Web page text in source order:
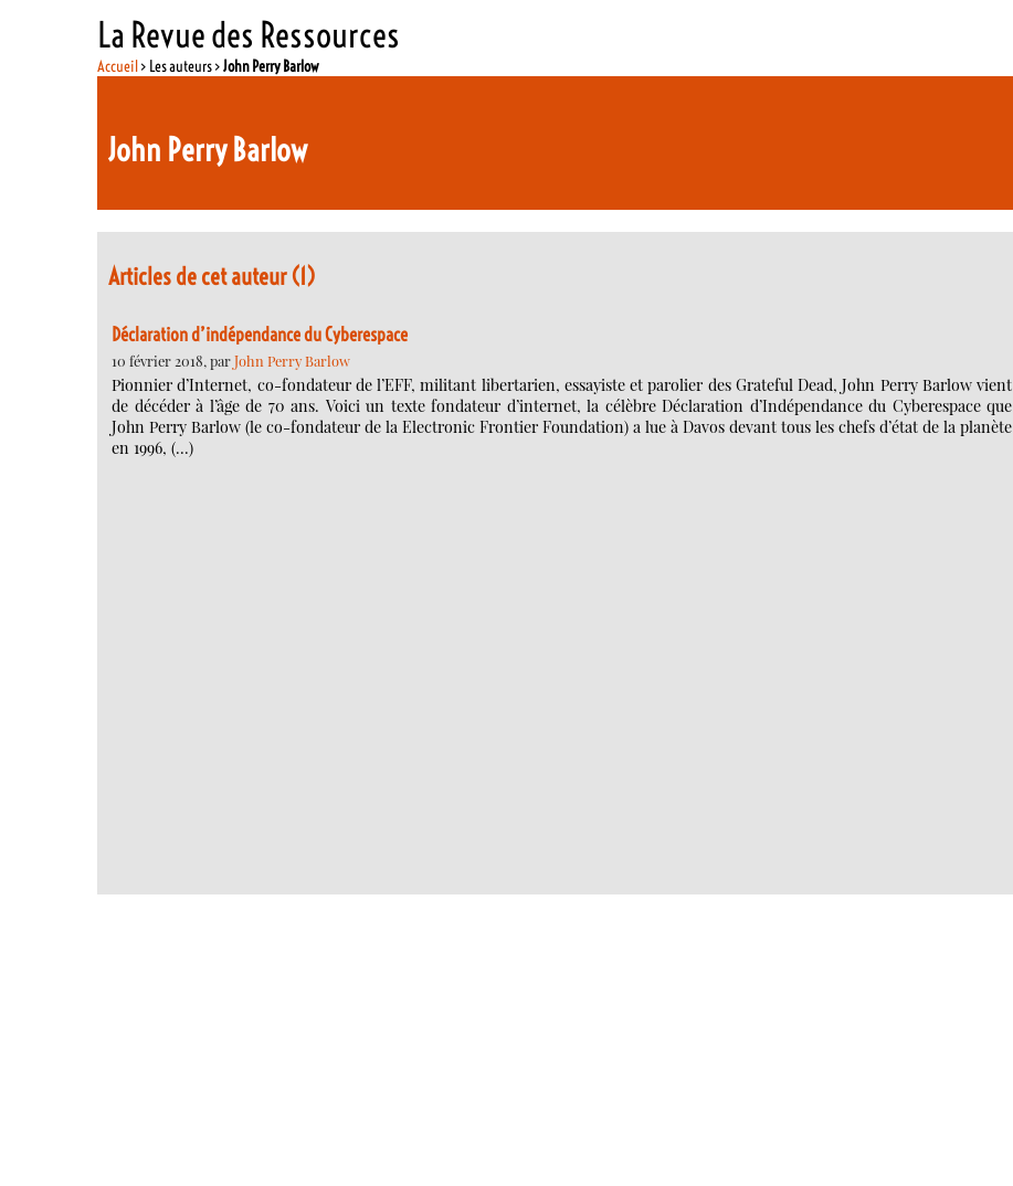
La Revue des Ressources
Accueil> Les auteurs >John Perry Barlow
John Perry Barlow
Articles de cet auteur (1)
Déclaration d’indépendance du Cyberespace
10 février 2018, parJohn Perry Barlow
Pionnier d’Internet, co-fondateur de l’EFF, militant libertarien, essayiste et parolier des Grateful Dead, John Perry Barlow vient
de décéder à l’âge de 70 ans. Voici un texte fondateur d’internet, la célèbre Déclaration d’Indépendance du Cyberespace que
John Perry Barlow (le co-fondateur de la Electronic Frontier Foundation) a lue à Davos devant tous les chefs d’état de la planète
en 1996, (…)